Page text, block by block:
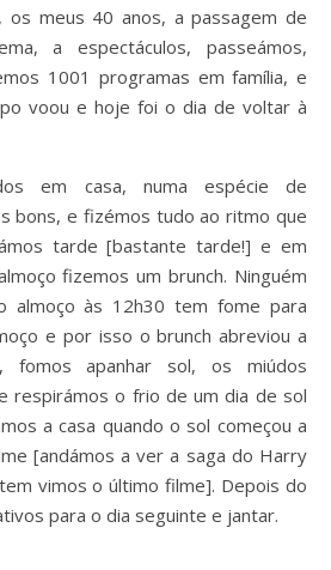
os meus 40 anos, a passagem de
a espectáculos, passeámos,
1001 programas em família, e
voou e hoje foi o dia de voltar à
em casa, numa espécie de
bons, e fizémos tudo ao ritmo que
tarde [bastante tarde!] e em
fizemos um brunch. Ninguém
almoço às 12h30 tem fome para
e por isso o brunch abreviou a
fomos apanhar sol, os miúdos
respirámos o frio de um dia de sol
a casa quando o sol começou a
[andámos a ver a saga do Harry
vimos o último filme]. Depois do
para o dia seguinte e jantar.